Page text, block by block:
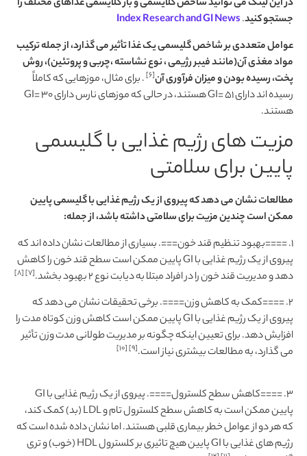
در این لینک می توانید شاخص گلایسمی و بار گلایسمی غذاهای مختلف را
جستجو کنید.
Index Research and GI News
عوامل متعددی بر شاخص گلیسمی یک غذا تأثیر می گذارد، از جمله ترکیب
مواد مغذی آن(مانند فیبر رژیمی ، نوع نشاسته ،چربی و پروتئین)، روش
پخت، رسیده بودن و میزان فرآوری آن[۶]
. برای مثال، موزهایی که کاملاً
رسیده اند دارای GI= 51 هستند، در حالی که موزهای نارس دارای GI= 30
هستند.
مزیت های رژیم غذایی با گلیسمی
پایین برای سلامتی
مطالعات نشان می دهد که پیروی از یک رژیم غذایی با گلیسمی پایین
ممکن است چندین مزیت برای سلامتی داشته باشد، از جمله:
1. ====بهبود تنظیم قند خون===. بسیاری از مطالعات نشان داده اند که
پیروی از یک رژیم غذایی با GI پایین ممکن است سطح قند خون را کاهش
دهد و مدیریت قند خون را در افراد مبتلا به دیابت نوع 2 بهبود بخشد.
[۷] [۸]
2. ====کمک به کاهش وزن====. برخی تحقیقات نشان می دهد که
پیروی از یک رژیم غذایی با GI پایین ممکن است کاهش وزن کوتاه مدت را
افزایش دهد. برای تعیین اینکه چگونه بر مدیریت طولانی مدت وزن تأثیر
می گذارد، به مطالعات بیشتری نیاز است.[۹] [۱۰]
3. ====کاهش سطح کلسترول====. پیروی از یک رژیم غذایی با GI
پایین ممکن است به کاهش سطح کلسترول تام و LDL (بد) کمک کند،
که هر دو از عوامل خطر بیماری قلبی هستند. اما نشان داده شده است که
رژیم های غذایی با GI پایین هیچ تاثیری بر کلسترول HDL (خوب) و تری